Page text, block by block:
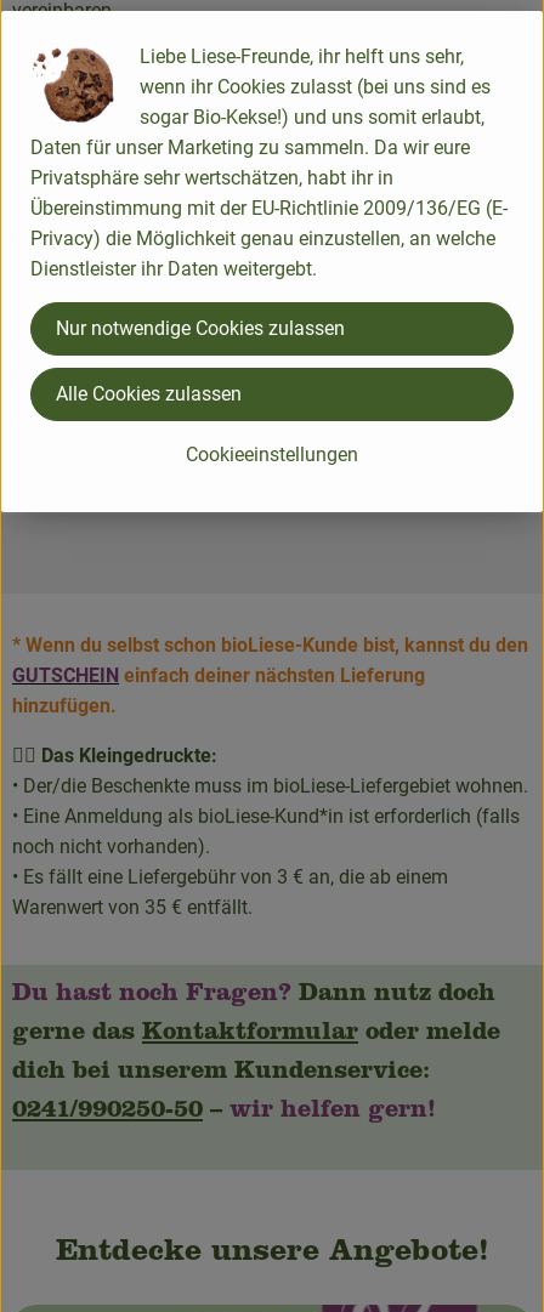
vereinbaren.
✅ ...und die bioLiese bringt's!
Viel Freude beim Schenken!
Ein knackiges Geschenk
für einen lieben
Menschen!
* Wenn du selbst schon bioLiese-Kunde bist, kannst du den
GUTSCHEIN einfach deiner nächsten Lieferung
hinzufügen.
👉🏼 Das Kleingedruckte:
• Der/die Beschenkte muss im bioLiese-Liefergebiet wohnen.
• Eine Anmeldung als bioLiese-Kund*in ist erforderlich (falls
noch nicht vorhanden).
• Es fällt eine Liefergebühr von 3 € an, die ab einem
Warenwert von 35 € entfällt.
Du hast noch Fragen? Dann nutz doch
gerne das Kontaktformular oder melde
dich bei unserem Kundenservice:
0241/990250-50 – wir helfen gern!
Entdecke unsere Angebote!
Liebe Liese-Freunde, ihr helft uns sehr,
wenn ihr Cookies zulasst (bei uns sind es
sogar Bio-Kekse!) und uns somit erlaubt,
Daten für unser Marketing zu sammeln. Da wir eure
Privatsphäre sehr wertschätzen, habt ihr in
Übereinstimmung mit der EU-Richtlinie 2009/136/EG (E-
Privacy) die Möglichkeit genau einzustellen, an welche
Dienstleister ihr Daten weitergebt.
Cookieeinstellungen
Nur notwendige Cookies zulassen
Alle Cookies zulassen